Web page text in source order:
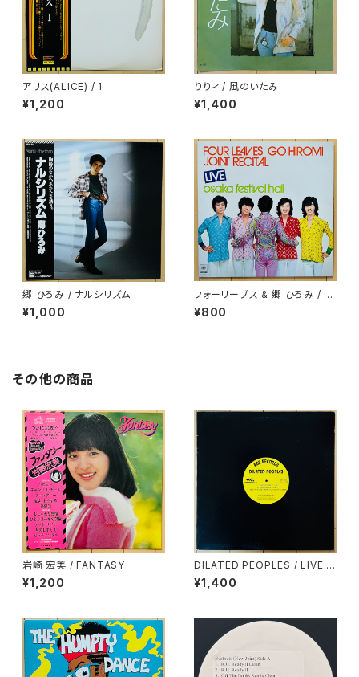
アリス(ALICE) / 1
¥1,200
りりィ / 風のいたみ
¥1,400
郷 ひろみ / ナルシリズム
¥1,000
フォーリーブス & 郷 ひろみ / J
OINT RECITAL LIVE
¥800
その他の商品
岩崎 宏美 / FANTASY
¥1,200
DILATED PEOPLES / LIVE O
N STAGE
¥1,400